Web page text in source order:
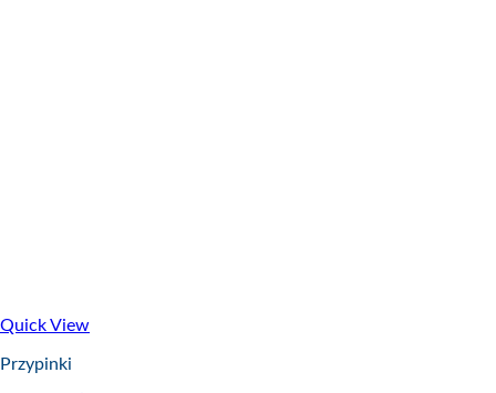
Quick View
Przypinki